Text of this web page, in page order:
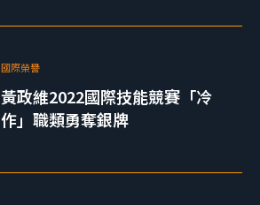
國際榮譽
黃政維2022國際技能競賽「冷
作」職類勇奪銀牌